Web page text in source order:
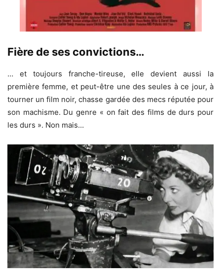
Fière de ses convictions…
… et toujours franche-tireuse, elle devient aussi la
première femme, et peut-être une des seules à ce jour, à
tourner un film noir, chasse gardée des mecs réputée pour
son machisme. Du genre « on fait des films de durs pour
les durs ». Non mais…